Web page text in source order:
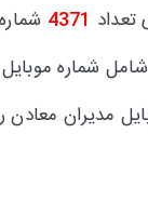
تعداد 4371
شامل شماره
مدیران